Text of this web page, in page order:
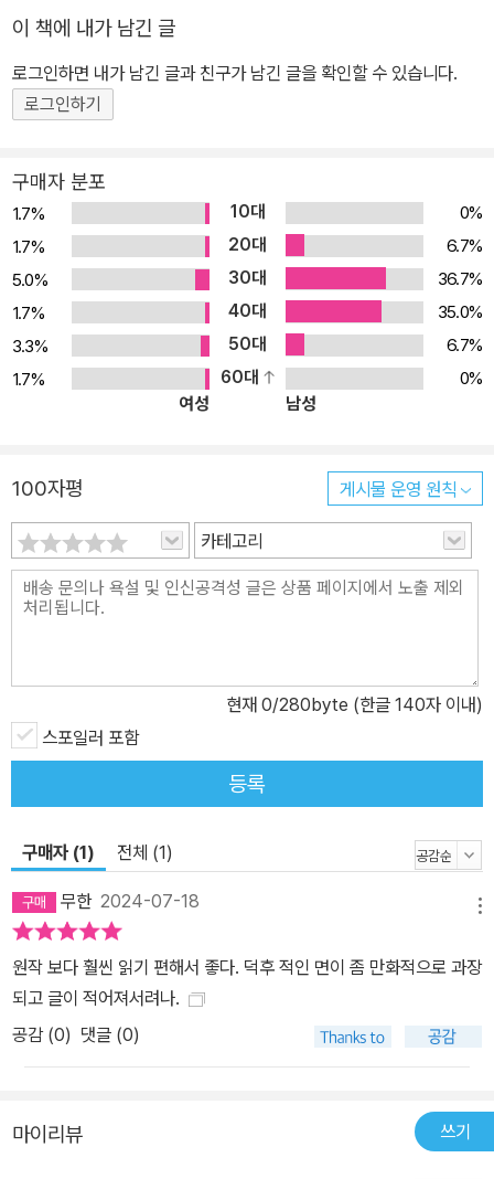
이 책에 내가 남긴 글
로그인하면 내가 남긴 글과 친구가 남긴 글을 확인할 수 있습니다.
로그인하기
구매자 분포
1.7% 10대
0%
1.7%
20대
6.7%
5.0%
30대
36.7%
1.7%
40대
35.0%
3.3%
50대
6.7%
1.7%
60대
0%
여성
남성
100자평 게시물 운영 원칙
카테고리
현재 0/280byte (한글 140자 이내)
스포일러 포함
등록
구매자 (1) 전체 (1)
무한2024-07-18
원작 보다 훨씬 읽기 편해서 좋다. 덕후 적인 면이 좀 만화적으로 과장
되고 글이 적어져서려나.
공감 (0) 댓글 (0)
마이리뷰 쓰기